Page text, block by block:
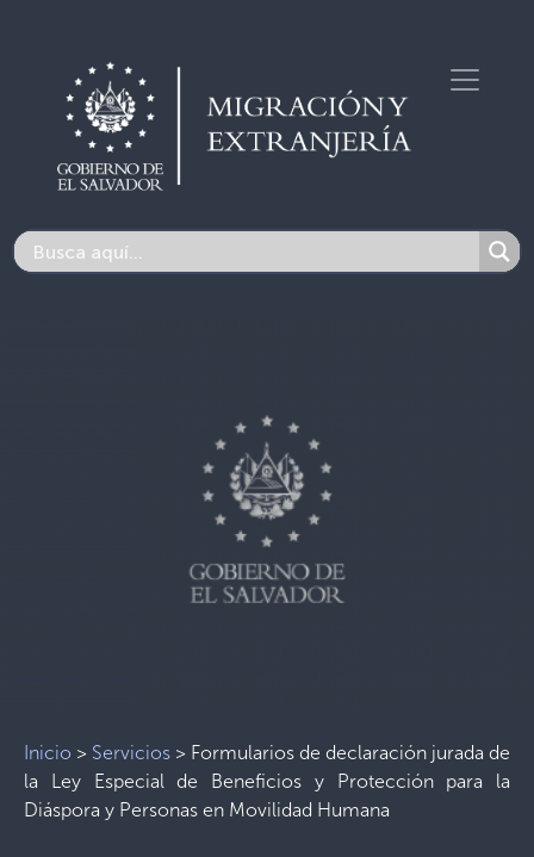
Inicio > Servicios > Formularios de declaración jurada de
la Ley Especial de Beneficios y Protección para la
Diáspora y Personas en Movilidad Humana